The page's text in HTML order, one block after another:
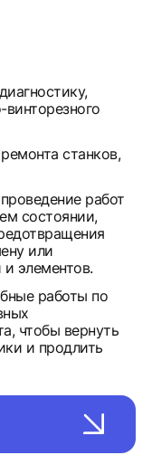
станков,
работ
состоянии,
или
и элементов.
работы по
чтобы вернуть
и продлить